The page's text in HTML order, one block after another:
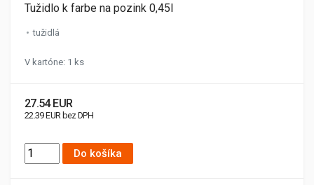
Tužidlo k farbe na pozink 0,45l
tužidlá
V kartóne: 1 ks
27.54 EUR
22.39 EUR bez DPH
Do košíka